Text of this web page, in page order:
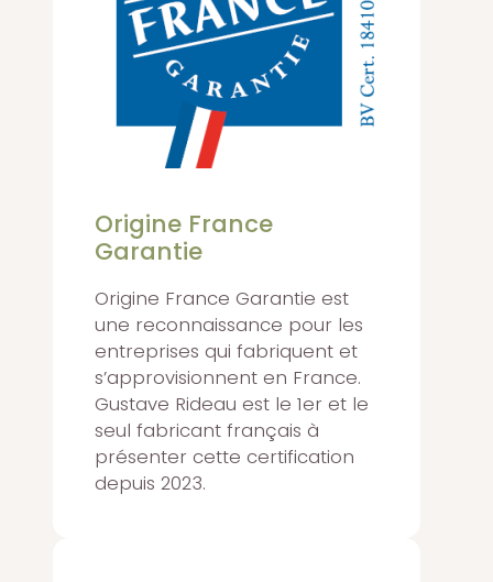
Origine France
Garantie
Origine France Garantie est
une reconnaissance pour les
entreprises qui fabriquent et
s’approvisionnent en France.
Gustave Rideau est le 1er et le
seul fabricant français à
présenter cette certification
depuis 2023.